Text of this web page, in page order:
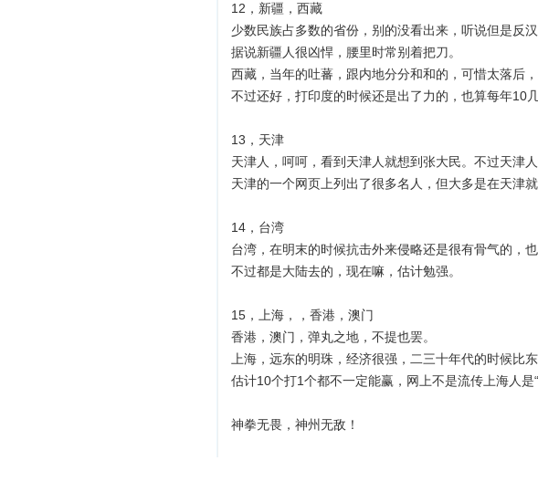
12，新疆，西藏
少数民族占多数的省份，别的没看出来，听说但是反
据说新疆人很凶悍，腰里时常别着把刀。
西藏，当年的吐蕃，跟内地分分和和的，可惜太落后
不过还好，打印度的时候还是出了力的，也算每年10
13，天津
天津人，呵呵，看到天津人就想到张大民。不过天津
天津的一个网页上列出了很多名人，但大多是在天津
14，台湾
台湾，在明末的时候抗击外来侵略还是很有骨气的，
不过都是大陆去的，现在嘛，估计勉强。
15，上海，，香港，澳门
香港，澳门，弹丸之地，不提也罢。
上海，远东的明珠，经济很强，二三十年代的时候比
估计10个打1个都不一定能赢，网上不是流传上海人
神拳无畏，神州无敌！